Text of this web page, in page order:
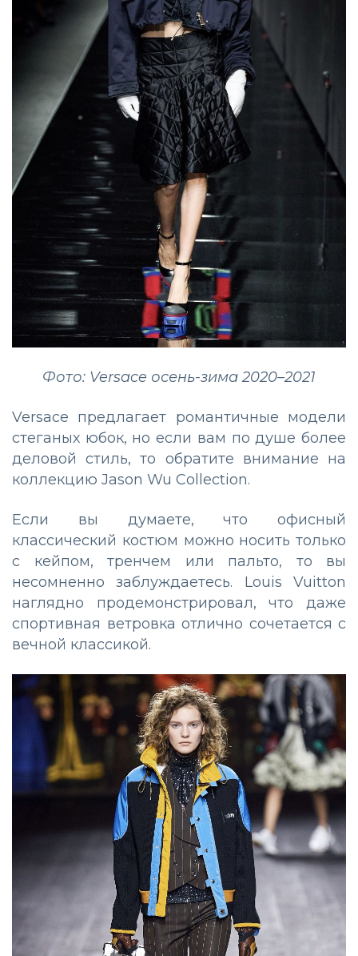
Фото: Versace осень-зима 2020–2021
Versace предлагает романтичные модели
стеганых юбок, но если вам по душе более
деловой стиль, то обратите внимание на
коллекцию Jason Wu Collection.
Если вы думаете, что офисный
классический костюм можно носить только
с кейпом, тренчем или пальто, то вы
несомненно заблуждаетесь. Louis Vuitton
наглядно продемонстрировал, что даже
спортивная ветровка отлично сочетается с
вечной классикой.